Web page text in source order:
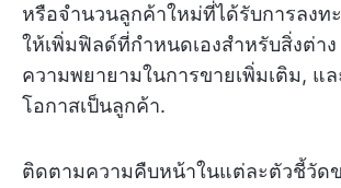
หรือจำนวนลูกค้าใหม่ที่ได้รับการลงท
ให้เพิ่มฟิลด์ที่กำหนดเองสำหรับสิ่งต่าง
ความพยายามในการขายเพิ่มเติม, แ
โอกาสเป็นลูกค้า.
ติดตามความคืบหน้าในแต่ละตัวชี้วัดข